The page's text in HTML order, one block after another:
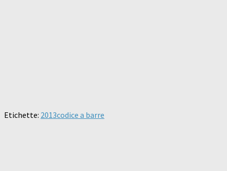
Etichette: 2013codice a barre